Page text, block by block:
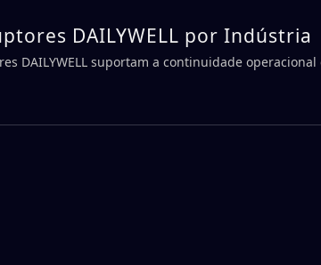
DAILYWELL por Indústria
DAILYWELL suportam a continuidade operacional